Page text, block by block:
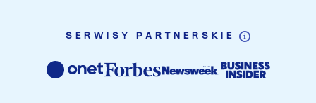
SERWISY PARTNERSKIE